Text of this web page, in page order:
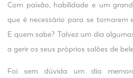
Com paixão, habilidade e um
que é necessário para se tornarem
E quem sabe? Talvez um dia
a gerir os seus próprios salões de
Foi sem dúvida um dia